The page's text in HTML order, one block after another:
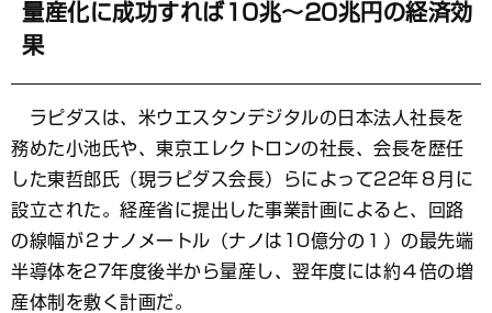
量産化に成功すれば10兆～20兆円の経済効
果
ラピダスは、米ウエスタンデジタルの日本法人社長を
務めた小池氏や、東京エレクトロンの社長、会長を歴任
した東哲郎氏（現ラピダス会長）らによって22年８月に
設立された。経産省に提出した事業計画によると、回路
の線幅が２ナノメートル（ナノは10億分の１）の最先端
半導体を27年度後半から量産し、翌年度には約４倍の増
産体制を敷く計画だ。